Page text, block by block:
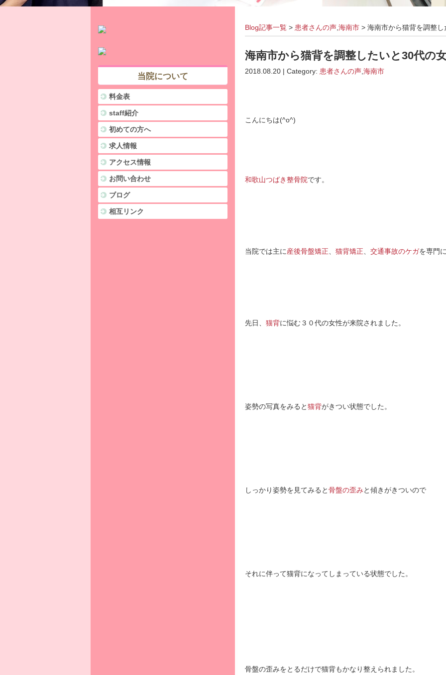
Blog記事一覧 > 患者さんの声 海南市 > 海南市から猫背を調整
海南市から猫背を調整したいと30代の
2018.08.20 | Category: 患者さんの声 海南市
こんにちは(^o^)
和歌山つばき整骨院です。
当院では主に産後骨盤矯正 猫背矯正 交通事故のケガを専門
先日、 猫背に悩む３０代の女性が来院されました。
姿勢の写真をみると猫背がきつい状態でした。
しっかり姿勢を見てみると骨盤の歪みと傾きがきついので
それに伴って猫背になってしまっている状態でした。
骨盤の歪みをとるだけで猫背もかなり整えられました。
当院について
料金表
staff紹介
初めての方へ
求人情報
アクセス情報
お問い合わせ
ブログ
相互リンク